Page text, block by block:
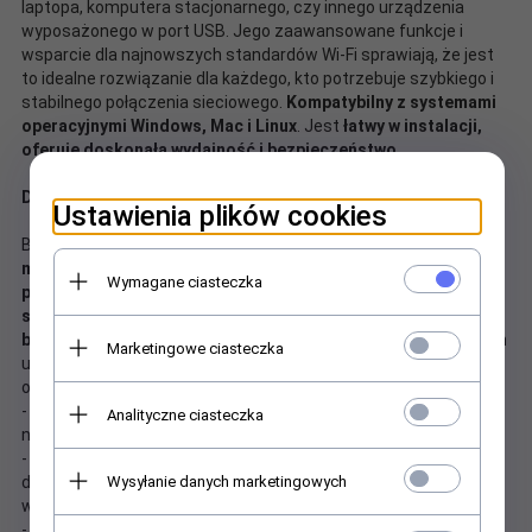
laptopa, komputera stacjonarnego, czy innego urządzenia
wyposażonego w port USB. Jego zaawansowane funkcje i
wsparcie dla najnowszych standardów Wi-Fi sprawiają, że jest
to idealne rozwiązanie dla każdego, kto potrzebuje szybkiego i
stabilnego połączenia sieciowego.
Kompatybilny z systemami
operacyjnymi Windows, Mac i Linux . Jest łatwy w instalacji,
oferuje doskonałą wydajność i bezpieczeństwo.
Dwa pasma, podwójna wydajność
Bezprzewodowy adapter Wi-Fi marki Qoltec zostałstworzony z
myślą o możliwości podłączenia do sieci urządzeń nie
posiadających karty sieciowej lub korzystających z jej
starszej wersji. Tonajlepsze rozwiązanie dla potrzeb
bezprzewodowych
. Ciesz się szybkim Internetem na dowolnym
urządzeniu, w dowolnym miejscu i czasie. Nasze rozwiązanie
oferuje:
-
obsługę standardów a / b / g / n / ac
gwarantującą pracę na
najwyższym poziomie,
-
do urządzeń wyposażonych w port USB, jest kompatybilne
wstecz z USB 2.0
Ustawienia plików cookies
Wymagane ciasteczka
Marketingowe ciasteczka
Analityczne ciasteczka
Wysyłanie danych marketingowych